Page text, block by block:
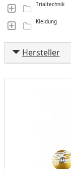
Trialtechnik
Kleidung
Hersteller